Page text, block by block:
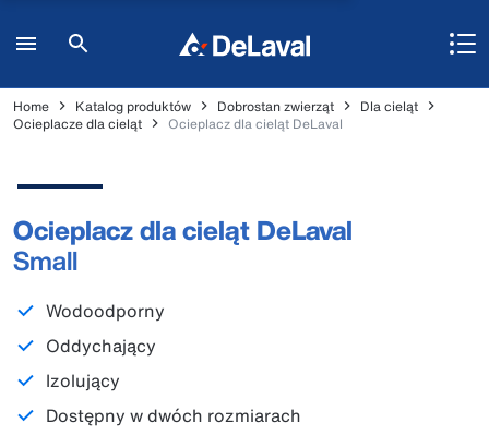
Home Katalog produktów Dobrostan zwierząt
Dla cieląt
Ocieplacze dla cieląt
Ocieplacz dla cieląt DeLaval
Ocieplacz dla cieląt DeLaval
Small
Wodoodporny
Oddychający
Izolujący
Dostępny w dwóch rozmiarach